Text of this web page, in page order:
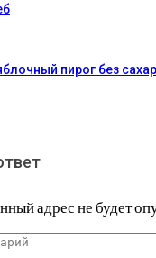
пирог без
адрес не будет